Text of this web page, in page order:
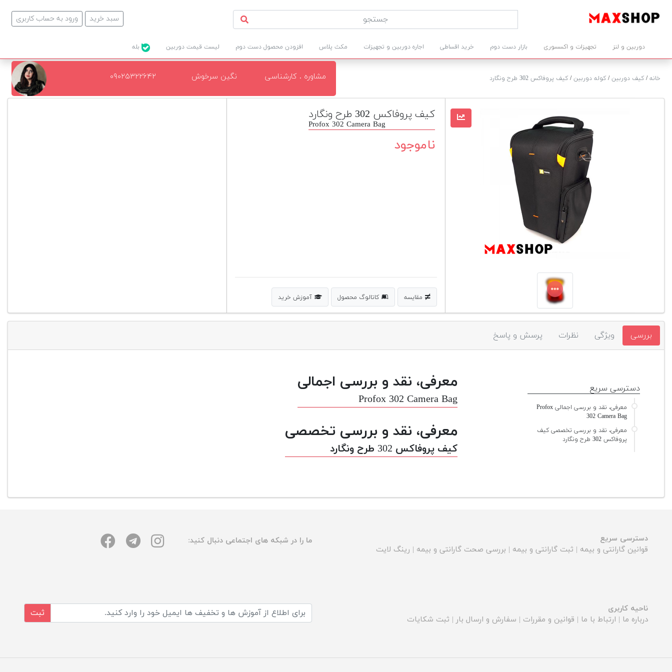
ورود به حساب کاربری سبد خرید
دوربین و لنز تجهیزات و اکسسوری بازار دست دوم خرید اقساطی اجاره دوربین و تجهیزات مکث پلاس افزودن محصول دست دوم لیست قیمت دوربین
خانه/ کیف دوربین/ کوله دوربین/ کیف پروفاکس 302 طرح ونگارد مشاوره . کارشناسی نگین سرخوش ۰۹۰۲۵۳۲۲۶۴۲
کیف پروفاکس 302 طرح ونگارد
Profox 302 Camera Bag
ناموجود
مقایسه کاتالوگ محصول آموزش خرید
بررسی ویژگی نظرات پرسش و پاسخ
معرفی، نقد و بررسی اجمالی
Profox 302 Camera Bag
معرفی، نقد و بررسی تخصصی
کیف پروفاکس 302 طرح ونگارد
دسترسی سریع
معرفی، نقد و بررسی اجمالی Profox
302 Camera Bag
معرفی، نقد و بررسی تخصصی کیف
پروفاکس 302 طرح ونگارد
دسترسی سریع
قوانین گارانتی و بیمه | ثبت گارانتی و بیمه | بررسی صحت گارانتی و بیمه | رینگ لایت
ما را در شبکه های اجتماعی دنبال کنید:
ناحیه کاربری
درباره ما | ارتباط با ما | قوانین و مقررات | سفارش و ارسال بار | ثبت شکایات
ثبت